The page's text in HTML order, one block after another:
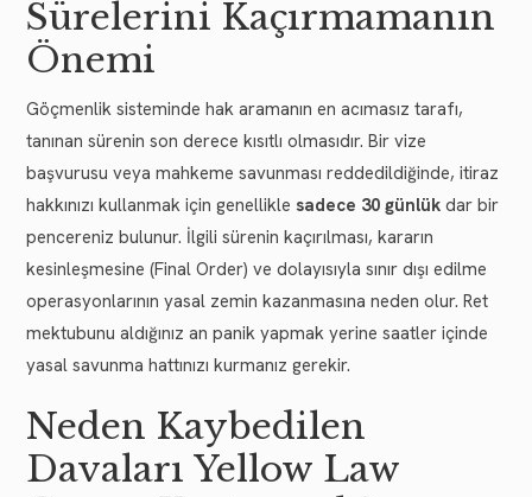
Sürelerini Kaçırmamanın
Önemi
Göçmenlik sisteminde hak aramanın en acımasız tarafı,
tanınan sürenin son derece kısıtlı olmasıdır. Bir vize
başvurusu veya mahkeme savunması reddedildiğinde, itiraz
hakkınızı kullanmak için genellikle sadece 30 günlük dar bir
pencereniz bulunur. İlgili sürenin kaçırılması, kararın
kesinleşmesine (Final Order) ve dolayısıyla sınır dışı edilme
operasyonlarının yasal zemin kazanmasına neden olur. Ret
mektubunu aldığınız an panik yapmak yerine saatler içinde
yasal savunma hattınızı kurmanız gerekir.
Neden Kaybedilen
Davaları Yellow Law